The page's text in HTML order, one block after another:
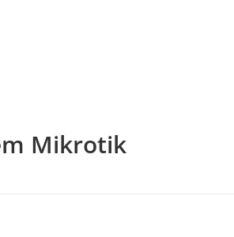
Mikrotik